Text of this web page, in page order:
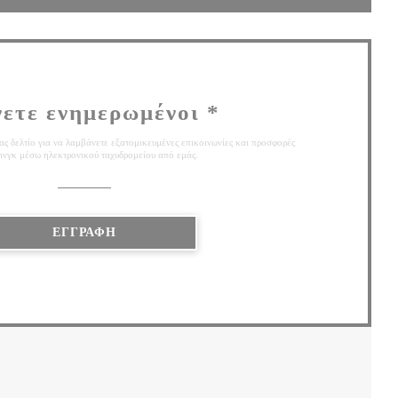
ενημερωμένοι *
δελτίο για να λαμβάνετε εξατομικευμένες επικοινωνίες και προσφορές
μέσω ηλεκτρονικού ταχυδρομείου από εμάς.
ΕΓΓΡΑΦΉ